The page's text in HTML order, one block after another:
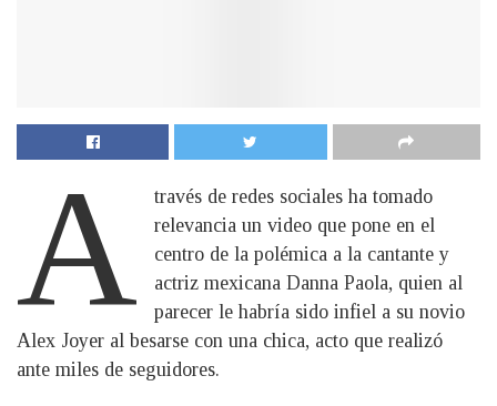
A
través de redes sociales ha tomado
relevancia un video que pone en el
centro de la polémica a la cantante y
actriz mexicana Danna Paola, quien al
parecer le habría sido infiel a su novio
Alex Joyer al besarse con una chica, acto que realizó
ante miles de seguidores.